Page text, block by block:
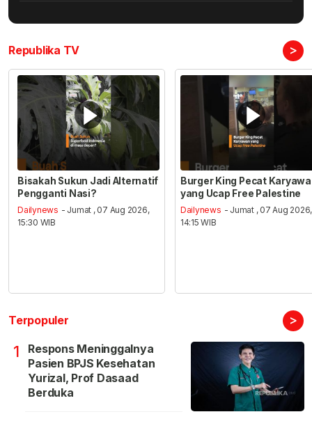
Republika TV >
Bisakah Sukun Jadi Alternatif
Pengganti Nasi?
Dailynews - Jumat , 07 Aug 2026,
15:30 WIB
Burger King Pecat
yang Ucap Free Palestine
Dailynews - Jumat , 07 Aug 2026,
14:15 WIB
Terpopuler >
1
Respons Meninggalnya
Pasien BPJS Kesehatan
Yurizal, Prof Dasaad
Berduka